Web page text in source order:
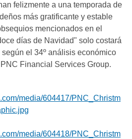
felizmente a una temporada de
más gratificante y estable
mencionados en el
días de Navidad" solo costará
el 34º análisis económico
Financial Services Group.
media/604417/PNC_Christm
media/604418/PNC_Christm